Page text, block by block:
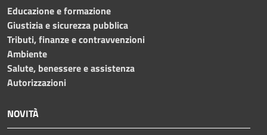
Educazione e formazione
Giustizia e sicurezza pubblica
Tributi, finanze e contravvenzioni
Ambiente
Salute, benessere e assistenza
Autorizzazioni
NOVITÀ